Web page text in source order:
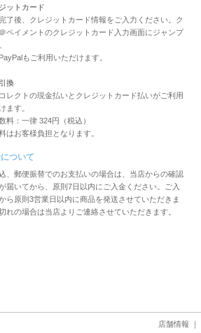
ットカード
了後、クレジットカード情報をご入力ください。ク
ペイメントのクレジットカード入力画面にジャンプ
もご利用いただけます。
換
レクトの現金払いとクレジットカード払いがご利用
ます。
料：一律 324円（税込）
はお客様負担となります。
ついて
、郵便振替でのお支払いの場合は、当店からの確認
届いてから、原則7日以内にご入金ください。ご入
ら原則3営業日以内に商品を発送させていただきま
れの場合は当店よりご連絡させていただきます。
店舗情報 ｜